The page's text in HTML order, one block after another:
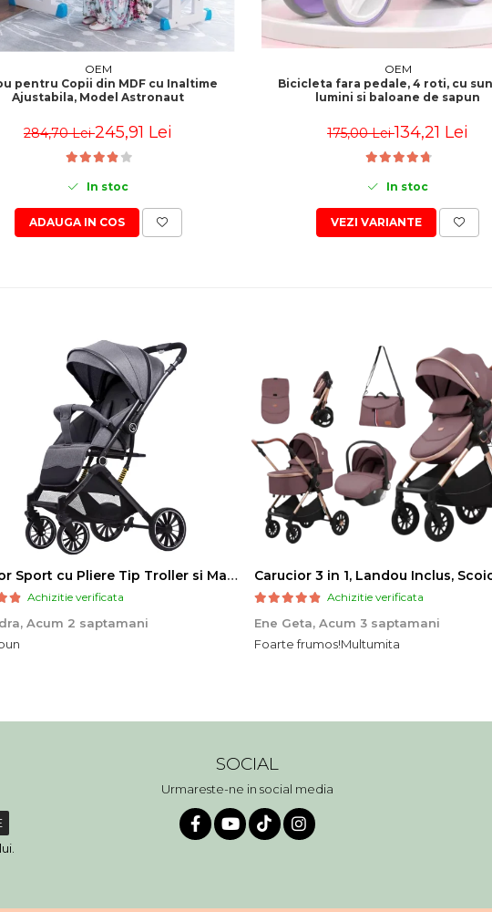
OEM
pentru Copii din MDF cu Inaltime
Ajustabila, Model Astronaut
284,70 Lei245,91 Lei
In stoc
ADAUGA IN COS
OEM
Bicicleta fara pedale, 4 roti, cu
lumini si baloane de sapun
175,00 Lei134,21 Lei
In stoc
VEZI VARIANTE
Carucior Sport cu Pliere Tip Troller si Maner Reversibil - Gri
Achizitie verificata
Acum 2 saptamani
Achizitie verificata
Ene Geta, Acum 3 saptamani
Foarte frumos!Multumita
SOCIAL
Urmareste-ne in social media